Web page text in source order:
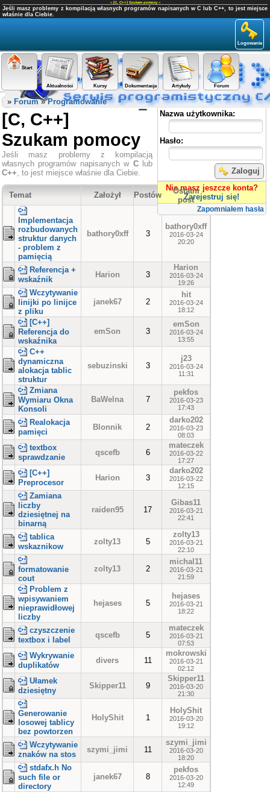
« [C, C++] Szukam pomocy»
Jeśli masz problemy z kompilacją własnych programów napisanych w C lub C++, to jest miejsce
właśnie dla Ciebie.
Logowanie
Start
Aktualności Kursy Dokumentacja Artykuły Forum
Panel użytkownika
Nazwa użytkownika:
Hasło:
Zaloguj
Nie masz jeszcze konta?
Zarejestruj się!
Zapomniałem hasła
» Forum»Programowanie
[C, C++]
Szukam pomocy
Jeśli masz problemy z kompilacją
własnych programów napisanych w Club
C++, to jest miejsce właśnie dla Ciebie.
Temat Założył Postów
Ostatni
post
Implementacja
rozbudowanych
struktur danych
- problem z
pamięcią
bathory0xff 3
bathory0xff
2016-03-24
20:20
Referencja +
wskaźnik
Harion 3
Harion
2016-03-24
19:26
Wczytywanie
linijki po linijce
z pliku
janek67 2
hit
2016-03-24
18:12
[C++]
Referencja do
wskaźnika
emSon 3
emSon
2016-03-24
13:55
C++
dynamiczna
alokacja tablic
struktur
sebuzinski 3
j23
2016-03-24
11:31
Zmiana
Wymiaru Okna
Konsoli
BaWelna 7
pekfos
2016-03-23
17:43
Realokacja
pamięci
Blonnik 2
darko202
2016-03-23
08:03
textbox
sprawdzanie
qscefb 6
mateczek
2016-03-22
17:27
[C++]
Preprocesor
Harion 3
darko202
2016-03-22
12:15
Zamiana
liczby
dziesiętnej na
binarną
raiden95 17
Gibas11
2016-03-21
22:41
tablica
wskaznikow
zolty13 5
zolty13
2016-03-21
22:10
formatowanie
cout
zolty13 2
michal11
2016-03-21
21:59
Problem z
wpisywaniem
nieprawidłowej
liczby
hejases 5
hejases
2016-03-21
18:22
czyszczenie
textbox i label
qscefb 5
mateczek
2016-03-21
07:53
Wykrywanie
duplikatów
divers 11
mokrowski
2016-03-21
02:12
Ułamek
dziesiętny
Skipper11 9
Skipper11
2016-03-20
21:30
Generowanie
losowej tablicy
bez powtorzen
HolyShit 1
HolyShit
2016-03-20
19:12
Wczytywanie
znaków na stos
szymi_jimi 11
szymi_jimi
2016-03-20
18:20
stdafx.h No
such file or
directory
janek67 8
pekfos
2016-03-20
12:49